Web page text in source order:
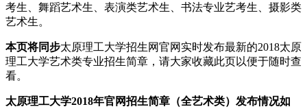
考生、舞蹈艺术生、表演类艺术生、书法专业艺考生、摄影类
艺术生。
本页将同步太原理工大学招生网官网实时发布最新的2018太原
理工大学艺术类专业招生简章，请大家收藏此页以便于随时查
看。
太原理工大学2018年官网招生简章（全艺术类）发布情况如